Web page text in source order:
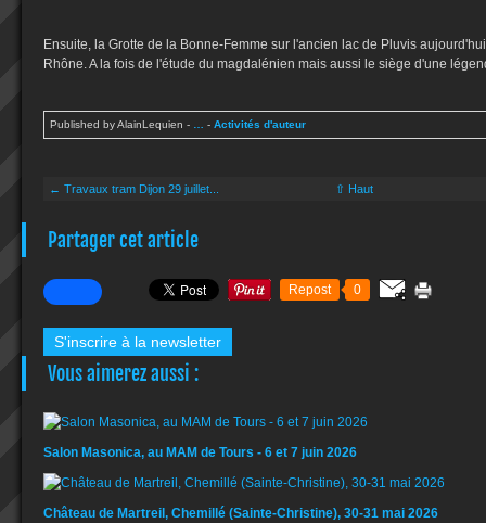
Ensuite, la Grotte de la Bonne-Femme sur l'ancien lac de Pluvis
Rhône. A la fois de l'étude du magdalénien mais aussi le siège d'une
Published by AlainLequien - - Activités d'auteur
← Travaux tram Dijon 29 juillet... ⇧ Haut
Partager cet article
Repost 0
S'inscrire à la newsletter
Vous aimerez aussi :
Salon Masonica, au MAM de Tours - 6 et 7 juin 2026
Château de Martreil, Chemillé (Sainte-Christine), 30-31 mai 2026